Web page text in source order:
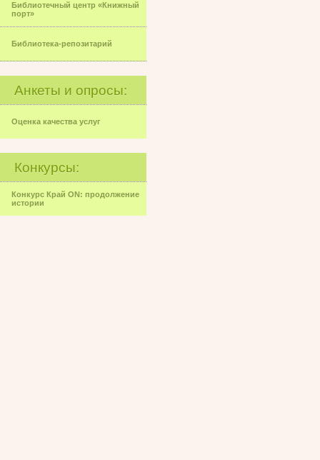
Библиотечный центр «Книжный
порт»
Библиотека-репозитарий
Анкеты и опросы:
Оценка качества услуг
Конкурсы:
Конкурс Край ON: продолжение
истории